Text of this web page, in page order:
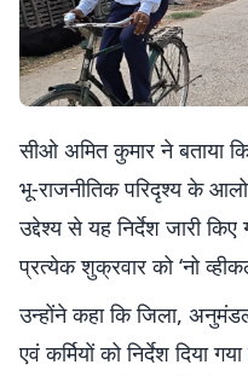
सीओ अमित कुमार ने बताया कि
भू-राजनीतिक परिदृश्य के
उद्देश्य से यह निर्देश जारी
प्रत्येक शुक्रवार को ‘नो
उन्होंने कहा कि जिला,
एवं कर्मियों को निर्देश दिया